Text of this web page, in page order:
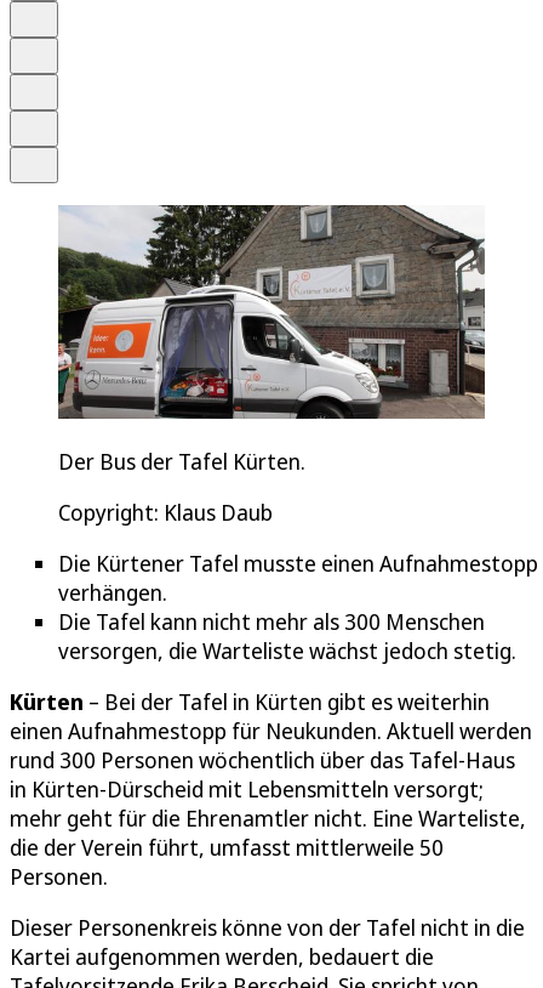
Der Bus der Tafel Kürten.
Copyright: Klaus Daub
Die Kürtener Tafel musste einen Aufnahmestopp
verhängen.
Die Tafel kann nicht mehr als 300 Menschen
versorgen, die Warteliste wächst jedoch stetig.
Kürten – Bei der Tafel in Kürten gibt es weiterhin
einen Aufnahmestopp für Neukunden. Aktuell werden
rund 300 Personen wöchentlich über das Tafel-Haus
in Kürten-Dürscheid mit Lebensmitteln versorgt;
mehr geht für die Ehrenamtler nicht. Eine Warteliste,
die der Verein führt, umfasst mittlerweile 50
Personen.
Dieser Personenkreis könne von der Tafel nicht in die
Kartei aufgenommen werden, bedauert die